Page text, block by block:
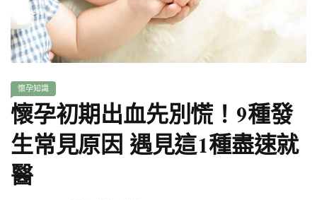
懷孕知識
懷孕初期出血先別慌！9種發
生常見原因 遇見這1種盡速就
醫